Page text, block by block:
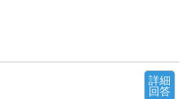
詳細
回答